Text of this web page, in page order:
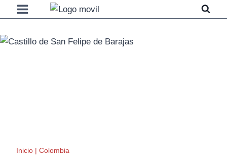
Saltar
al
contenido
Inicio | Colombia